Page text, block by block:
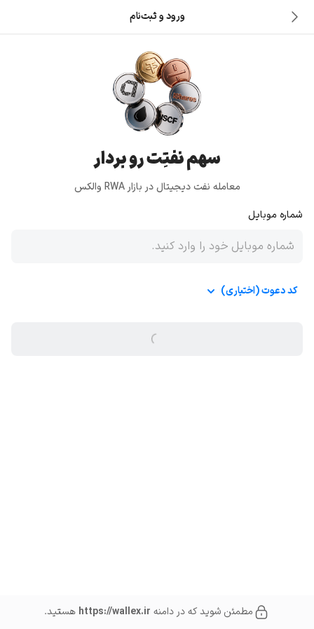
ورود و ثبت‌نام
سهم نفتِت رو بردار
معامله نفت دیجیتال در بازار RWA والکس
شماره موبایل
کد دعوت (اختیاری)
ثبت و ادامه
مطمئن شوید که در دامنه https://wallex.ir هستید.